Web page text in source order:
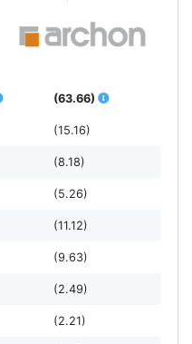
(63.66)
(15.16)
(8.18)
(5.26)
(11.12)
(9.63)
(2.49)
(2.21)